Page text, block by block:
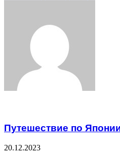
Путешествие по
20.12.2023